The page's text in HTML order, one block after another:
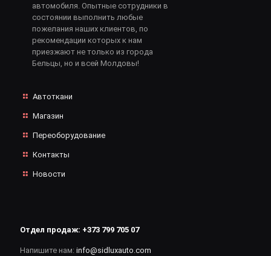
автомобиля. Опытные сотрудники в
состоянии выполнить любые
пожелания наших клиентов, по
рекомендации которых к нам
приезжают не только из города
Бельцы, но и всей Молдовы!
Автоткани
Магазин
Переоборудование
Контакты
Новости
Отдел продаж: +373 799 705 07
Напишите нам: info@sidluxauto.com